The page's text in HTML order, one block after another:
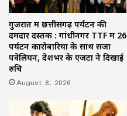
गुजरात में छत्तीसगढ़ पर्यटन की
दमदार दस्तक : गांधीनगर TTF में 26
पर्यटन कारोबारियों के साथ सजा
पवेलियन, देशभर के एजेंटों ने दिखाई
रुचि
August 8, 2026